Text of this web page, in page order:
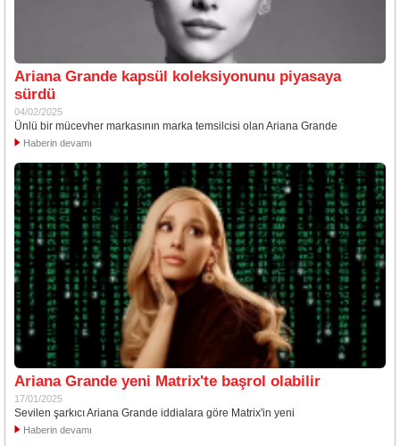
Ariana Grande kapsül koleksiyonunu piyasaya
sürdü
04/02/2025
Ünlü bir mücevher markasının marka temsilcisi olan Ariana Grande
Haberin devamı
Ariana Grande yeni Matrix'te başrol olabilir
17/01/2025
Sevilen şarkıcı Ariana Grande iddialara göre Matrix'in yeni
Haberin devamı